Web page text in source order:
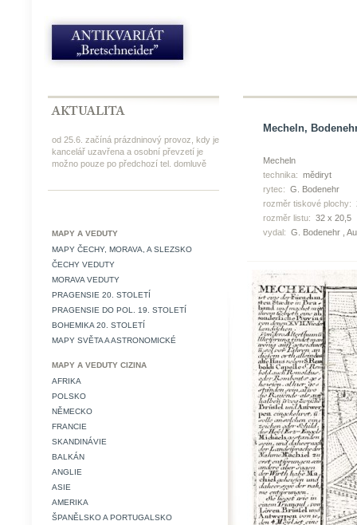
od 25.6. začíná prázdninový provoz, kdy je
kancelář uzavřena a osobní převzetí je
možno pouze po předchozí tel. domluvě
MAPY A VEDUTY
MAPY ČECHY, MORAVA, A SLEZSKO
ČECHY VEDUTY
MORAVA VEDUTY
PRAGENSIE 20. STOLETÍ
PRAGENSIE DO POL. 19. STOLETÍ
BOHEMIKA 20. STOLETÍ
MAPY SVĚTA A ASTRONOMICKÉ
MAPY A VEDUTY CIZINA
AFRIKA
POLSKO
NĚMECKO
FRANCIE
SKANDINÁVIE
BALKÁN
ANGLIE
ASIE
AMERIKA
ŠPANĚLSKO A PORTUGALSKO
Mecheln,
Mecheln
technika: mědiryt
rytec: G. Bodenehr
rozměr tiskové plochy:
rozměr listu: 32 x 20,5
vydal: G. Bodenehr ,